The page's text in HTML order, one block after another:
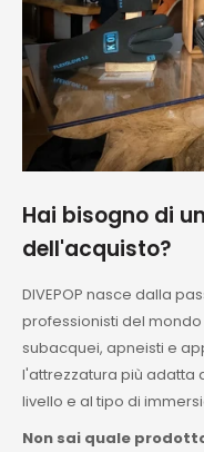
Hai bisogno di
dell'acquisto?
DIVEPOP nasce dalla
professionisti del
subacquei, apneisti e
l'attrezzatura più adatta
livello e al tipo di
Non sai quale